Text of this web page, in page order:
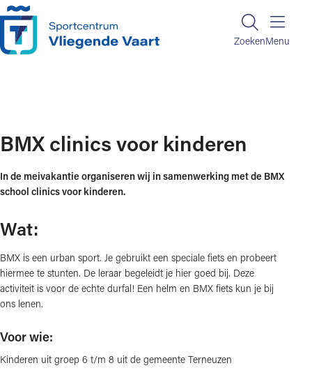
Ga naar de inhoud
ZoekenZoeken
Menu
BMX clinics voor kinderen
In de meivakantie organiseren wij in samenwerking met de BMX
school clinics voor kinderen.
Wat:
BMX is een urban sport. Je gebruikt een speciale fiets en probeert
hiermee te stunten. De leraar begeleidt je hier goed bij. Deze
activiteit is voor de echte durfal! Een helm en BMX fiets kun je bij
ons lenen.
Voor wie:
Kinderen uit groep 6 t/m 8 uit de gemeente Terneuzen